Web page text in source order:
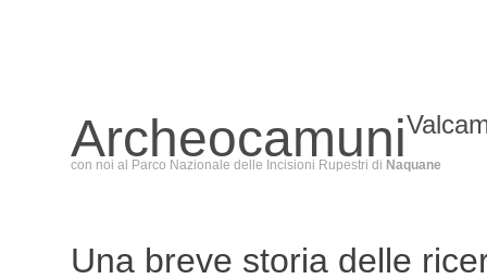
Archeocamuni
con noi al Parco Nazionale delle Incisioni Rupestri di Naquane
Una breve storia delle